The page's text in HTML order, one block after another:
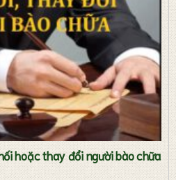
hoặc thay đổi người bào chữa